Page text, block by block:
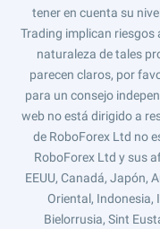
tener en cuenta su
Trading implican riesgos
naturaleza de tales
parecen claros, por
para un consejo
web no está dirigido a
de RoboForex Ltd no
RoboForex Ltd y sus
EEUU, Canadá, Japón,
Oriental, Indonesia,
Bielorrusia, Sint